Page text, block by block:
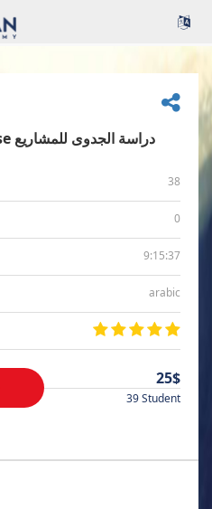
Feasibility study Course دراسة الجدوى للمشاريع
38
0
9:15:37
arabic
25$
39 Student